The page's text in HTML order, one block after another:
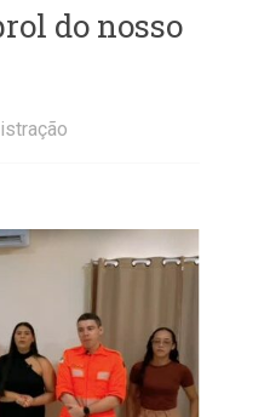
do nosso